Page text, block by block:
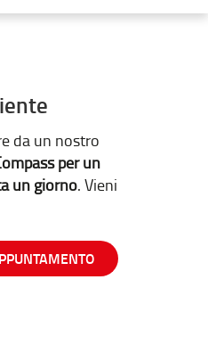
da un nostro
per un
un giorno. Vieni